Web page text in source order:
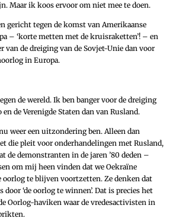
Maar ik koos ervoor om niet mee te doen.
gericht tegen de komst van Amerikaanse
– ‘korte metten met de kruisraketten’! – en
van de dreiging van de Sovjet-Unie dan voor
in Europa.
de wereld. Ik ben banger voor de dreiging
de Verenigde Staten dan van Rusland.
weer een uitzondering ben. Alleen dan
die pleit voor onderhandelingen met Rusland,
de demonstranten in de jaren ’80 deden –
om mij heen vinden dat we Oekraïne
oorlog te blijven voortzetten. Ze denken dat
‘de oorlog te winnen’. Dat is precies het
Oorlog-haviken waar de vredesactivisten in